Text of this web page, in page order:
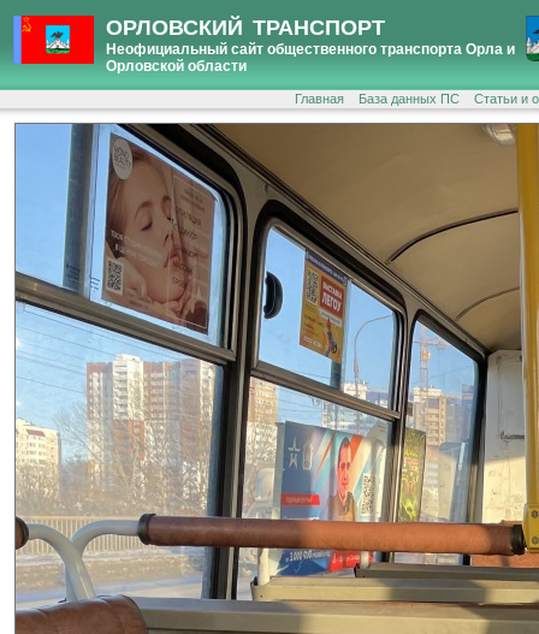
ОРЛОВСКИЙ ТРАНСПОРТ
Неофициальный сайт общественного транспорта Орла и
Орловской области
Главная База данных ПС Статьи и